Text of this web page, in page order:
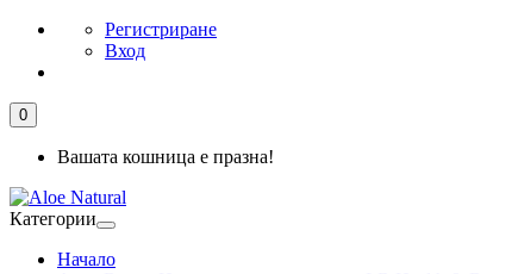
Регистриране
Вход
0
Вашата кошница е празна!
Категории
Начало